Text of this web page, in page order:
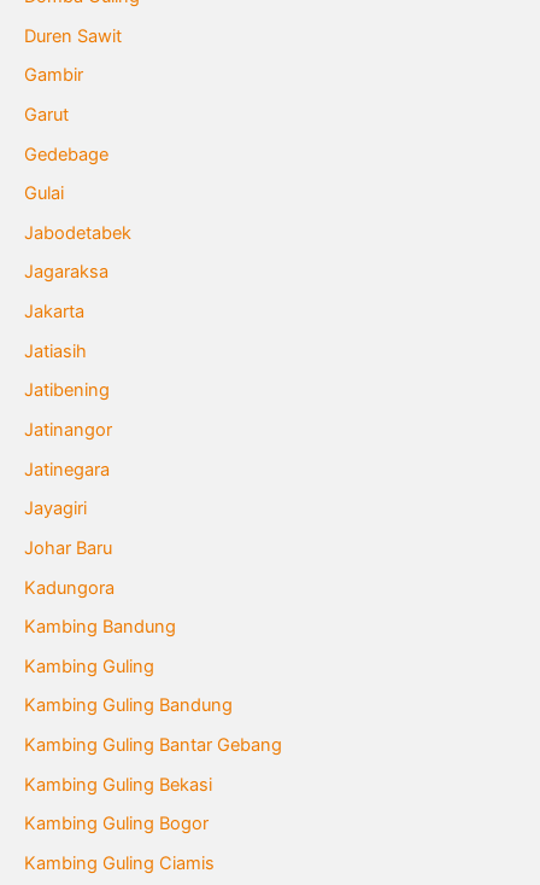
Duren Sawit
Gambir
Garut
Gedebage
Gulai
Jabodetabek
Jagaraksa
Jakarta
Jatiasih
Jatibening
Jatinangor
Jatinegara
Jayagiri
Johar Baru
Kadungora
Kambing Bandung
Kambing Guling
Kambing Guling Bandung
Kambing Guling Bantar Gebang
Kambing Guling Bekasi
Kambing Guling Bogor
Kambing Guling Ciamis